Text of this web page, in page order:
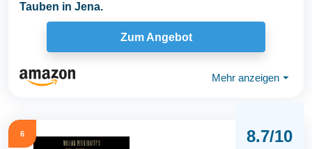
Tauben in Jena.
Zum Angebot
Mehr anzeigen ⏷
6 8.7/10